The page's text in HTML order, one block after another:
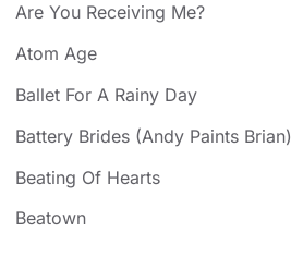
Are You Receiving Me?
Atom Age
Ballet For A Rainy Day
Battery Brides (Andy Paints Brian)
Beating Of Hearts
Beatown